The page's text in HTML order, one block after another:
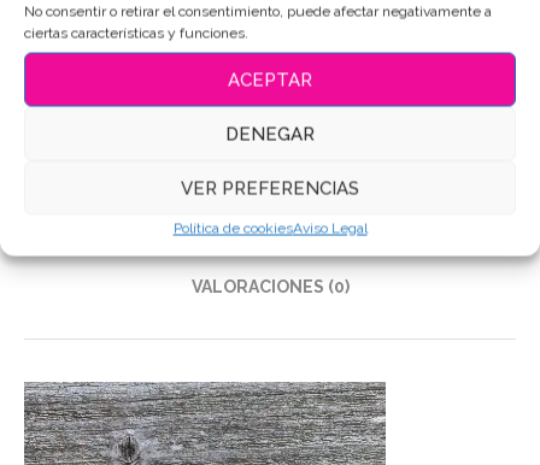
No consentir o retirar el consentimiento, puede afectar negativamente a
ciertas características y funciones.
ACEPTAR
DENEGAR
VER PREFERENCIAS
Política de cookiesAviso Legal
Etiquetas: #Alfiler,#DiseñoDeGalletas #DulcesCreativos,
#FiestaCreativa,#RegalosOriginales
Galletas de mantequilla,Galletas Decoradas,Galletas
DESCRIPCIÓN
VALORACIONES (0)